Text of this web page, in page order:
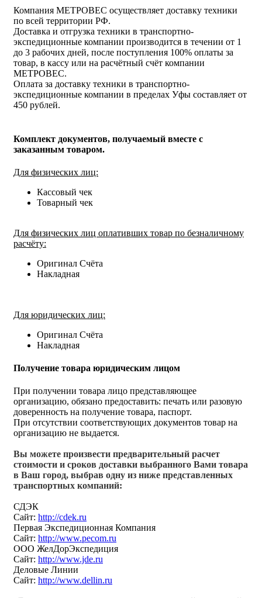
Компания МЕТРОВЕС осуществляет доставку техники
по всей территории РФ.
Доставка и отгрузка техники в транспортно-
экспедиционные компании производится в течении от 1
до 3 рабочих дней, после поступления 100% оплаты за
товар, в кассу или на расчётный счёт компании
МЕТРОВЕС.
Оплата за доставку техники в транспортно-
экспедиционные компании в пределах Уфы составляет от
450 рублей.
Комплект документов, получаемый вместе с
заказанным товаром.
Для физических лиц:
Кассовый чек
Товарный чек
Для физических лиц оплативших товар по безналичному
расчёту:
Оригинал Счёта
Накладная
Для юридических лиц:
Оригинал Счёта
Накладная
Получение товара юридическим лицом
При получении товара лицо представляющее
организацию, обязано предоставить: печать или разовую
доверенность на получение товара, паспорт.
При отсутствии соответствующих документов товар на
организацию не выдается.
Вы можете произвести предварительный расчет
стоимости и сроков доставки выбранного Вами товара
в Ваш город, выбрав одну из ниже представленных
транспортных компаний:
СДЭК
Сайт: http://cdek.ru
Первая Экспедиционная Компания
Сайт: http://www.pecom.ru
ООО ЖелДорЭкспедиция
Сайт: http://www.jde.ru
Деловые Линии
Сайт: http://www.dellin.ru